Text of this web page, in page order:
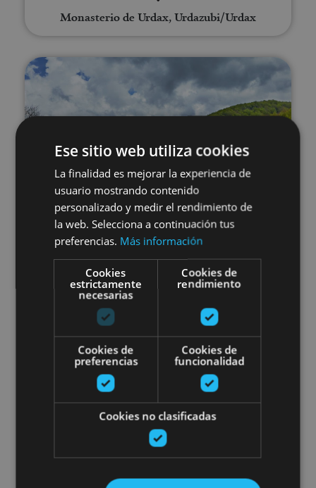
Monasterio de Urdax, Urdazubi/Urdax
Visita guiada por las leyendas
01 ENE - 31 DIC
Visita guiada por las leyendas
e historia del Pirineo Navarro
Selva de Irati, Colegiata de Santa María de
Orreaga/Roncesvalles
Visit Leyre Monastery
Ese sitio web utiliza cookies
La finalidad es mejorar la experiencia de
usuario mostrando contenido
personalizado y medir el rendimiento de
la web. Selecciona a continuación tus
preferencias. Más información
Cookies
estrictamente
necesarias
Cookies de
rendimiento
Cookies de
preferencias
Cookies de
funcionalidad
Cookies no clasificadas